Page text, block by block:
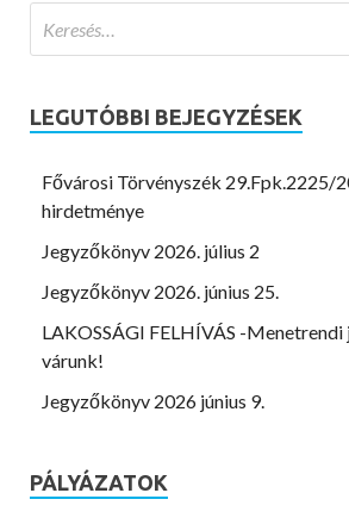
LEGUTÓBBI BEJEGYZÉSEK
Fővárosi Törvényszék 29.Fpk.2225/
hirdetménye
Jegyzőkönyv 2026. július 2
Jegyzőkönyv 2026. június 25.
LAKOSSÁGI FELHÍVÁS -
várunk!
Jegyzőkönyv 2026 június 9.
PÁLYÁZATOK